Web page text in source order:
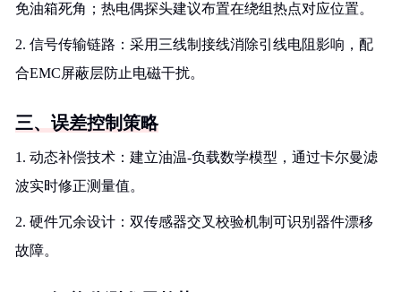
免油箱死角；热电偶探头建议布置在绕组热点对应位置。
2. 信号传输链路：采用三线制接线消除引线电阻影响，配
合EMC屏蔽层防止电磁干扰。
三、误差控制策略
1. 动态补偿技术：建立油温-负载数学模型，通过卡尔曼滤
波实时修正测量值。
2. 硬件冗余设计：双传感器交叉校验机制可识别器件漂移
故障。